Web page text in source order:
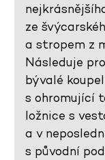
ze
a stropem z
Následuje
bývalé
s ohromující
ložnice s
a v
s původní